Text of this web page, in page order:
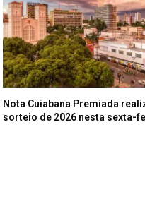
Nota Cuiabana Premiada
sorteio de 2026 nesta sexta-